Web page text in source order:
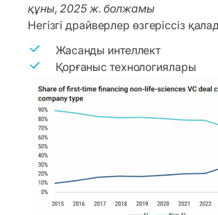
құны, 2025 ж. болжамы
Негізгі драйверлер өзгеріссіз
Жасанды интеллект
Қорғаныс технологиялары